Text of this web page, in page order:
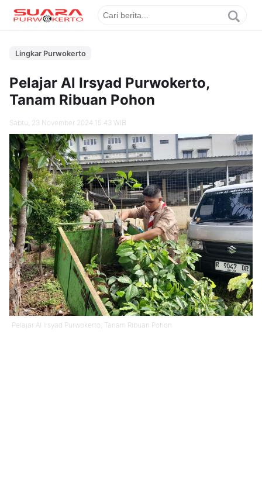
Lingkar Purwokerto
Pelajar Al Irsyad Purwokerto,
Tanam Ribuan Pohon
Sabtu, 23 November 2024 15.43 WIB
Pelajar Al Irsyad Purwokerto, Tanam Ribuan Pohon